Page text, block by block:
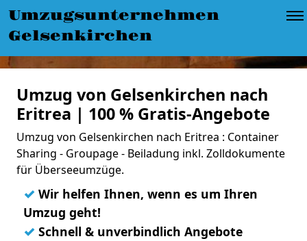
Umzugsunternehmen
Gelsenkirchen
Umzug von Gelsenkirchen nach
Eritrea | 100 % Gratis-Angebote
Umzug von Gelsenkirchen nach Eritrea : Container
Sharing - Groupage - Beiladung inkl. Zolldokumente
für Überseeumzüge.
✓ Wir helfen Ihnen, wenn es um Ihren
Umzug geht!
✓ Schnell & unverbindlich Angebote